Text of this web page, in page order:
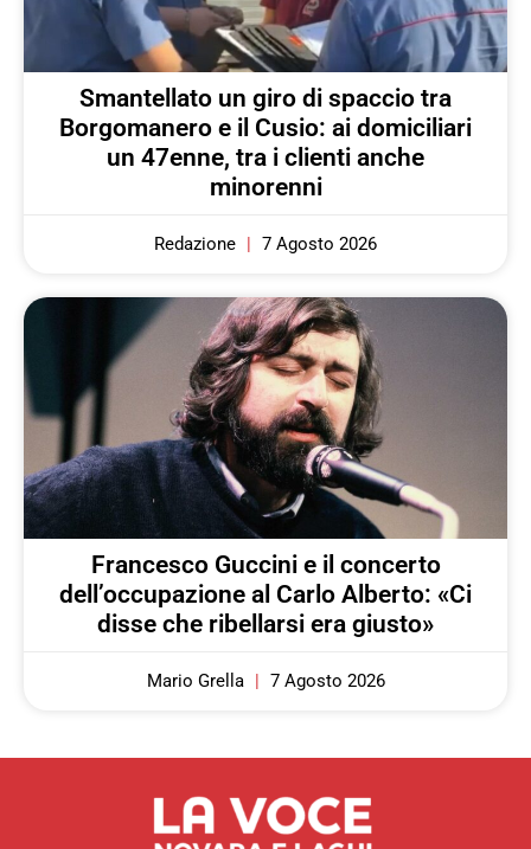
Smantellato un giro di spaccio tra
Borgomanero e il Cusio: ai domiciliari
un 47enne, tra i clienti anche
minorenni
Redazione 7 Agosto 2026
Francesco Guccini e il concerto
dell’occupazione al Carlo Alberto: «Ci
disse che ribellarsi era giusto»
Mario Grella 7 Agosto 2026